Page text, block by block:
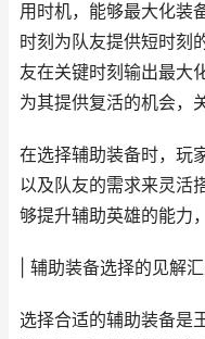
用时机，能够最大化装
时刻为队友提供短时刻
友在关键时刻输出最大
为其提供复活的机会，
在选择辅助装备时，玩
以及队友的需求来灵活
够提升辅助英雄的能力
| 辅助装备选择的见解
选择合适的辅助装备是